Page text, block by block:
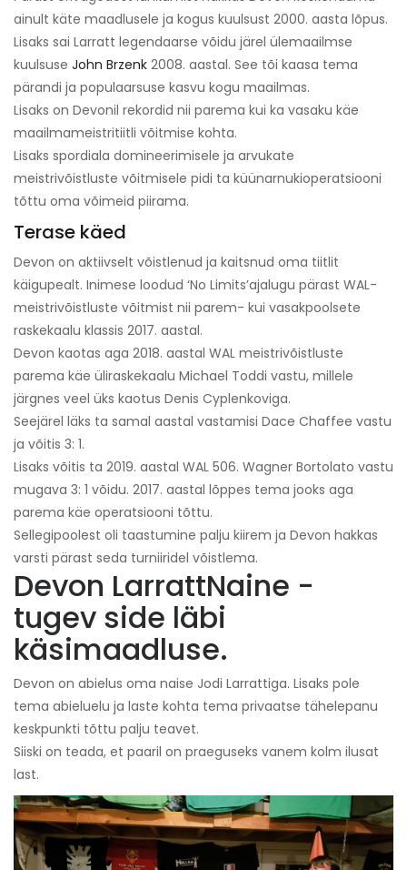
ainult käte maadlusele ja kogus kuulsust 2000. aasta lõpus.
Lisaks sai Larratt legendaarse võidu järel ülemaailmse
kuulsuse John Brzenk 2008. aastal. See tõi kaasa tema
pärandi ja populaarsuse kasvu kogu maailmas.
Lisaks on Devonil rekordid nii parema kui ka vasaku käe
maailmameistritiitli võitmise kohta.
Lisaks spordiala domineerimisele ja arvukate
meistrivõistluste võitmisele pidi ta küünarnukioperatsiooni
tõttu oma võimeid piirama.
Terase käed
Devon on aktiivselt võistlenud ja kaitsnud oma tiitlit
käigupealt. Inimese loodud ‘No Limits’ajalugu pärast WAL-
meistrivõistluste võitmist nii parem- kui vasakpoolsete
raskekaalu klassis 2017. aastal.
Devon kaotas aga 2018. aastal WAL meistrivõistluste
parema käe üliraskekaalu Michael Toddi vastu, millele
järgnes veel üks kaotus Denis Cyplenkoviga.
Seejärel läks ta samal aastal vastamisi Dace Chaffee vastu
ja võitis 3: 1.
Lisaks võitis ta 2019. aastal WAL 506. Wagner Bortolato vastu
mugava 3: 1 võidu. 2017. aastal lõppes tema jooks aga
parema käe operatsiooni tõttu.
Sellegipoolest oli taastumine palju kiirem ja Devon hakkas
varsti pärast seda turniiridel võistlema.
Devon LarrattNaine -
tugev side läbi
käsimaadluse.
Devon on abielus oma naise Jodi Larrattiga. Lisaks pole
tema abieluelu ja laste kohta tema privaatse tähelepanu
keskpunkti tõttu palju teavet.
Siiski on teada, et paaril on praeguseks vanem kolm ilusat
last.